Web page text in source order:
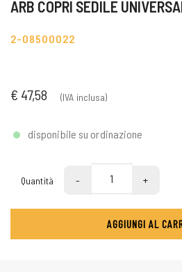
ARB COPRI SEDILE
2-08500022
€ 47,58 (IVA inclusa)
disponibile su ordinazione
Quantità - +
AGGIUNGI AL